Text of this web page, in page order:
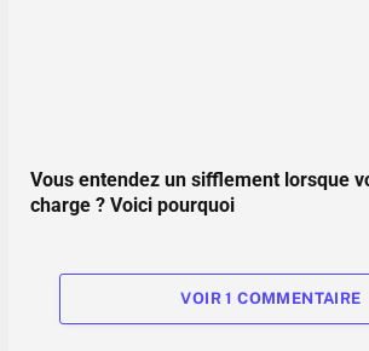
Vous entendez un sifflement lorsque
charge ? Voici pourquoi
VOIR 1 COMMENTAIRE